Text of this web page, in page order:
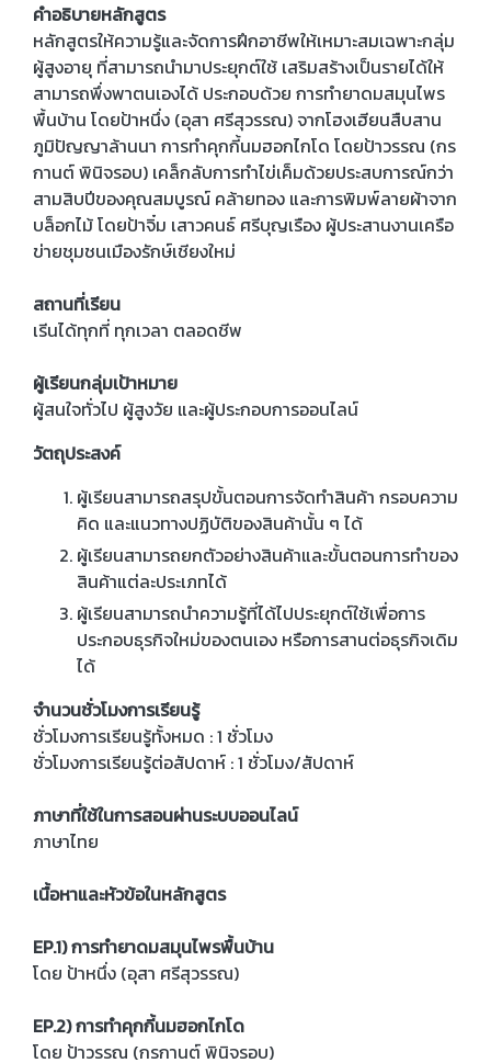
คำอธิบายหลักสูตร
หลักสูตรให้ความรู้และจัดการฝึกอาชีพให้เหมาะสมเฉพาะกลุ่ม
ผู้สูงอายุ ที่สามารถนำมาประยุกต์ใช้ เสริมสร้างเป็นรายได้ให้
สามารถพึ่งพาตนเองได้ ประกอบด้วย การทำยาดมสมุนไพร
พื้นบ้าน โดยป้าหนึ่ง (อุสา ศรีสุวรรณ) จากโฮงเฮียนสืบสาน
ภูมิปัญญาล้านนา การทำคุกกี้นมฮอกไกโด โดยป้าวรรณ (กร
กานต์ พินิจรอบ) เคล็กลับการทำไข่เค็มด้วยประสบการณ์กว่า
สามสิบปีของคุณสมบูรณ์ คล้ายทอง และการพิมพ์ลายผ้าจาก
บล็อกไม้ โดยป้าจิ๋ม เสาวคนธ์ ศรีบุญเรือง ผู้ประสานงานเครือ
ข่ายชุมชนเมืองรักษ์เชียงใหม่
สถานที่เรียน
เรีนได้ทุกที่ ทุกเวลา ตลอดชีพ
ผู้เรียนกลุ่มเป้าหมาย
ผู้สนใจทั่วไป ผู้สูงวัย และผู้ประกอบการออนไลน์
วัตถุประสงค์
ผู้เรียนสามารถสรุปขั้นตอนการจัดทำสินค้า กรอบความ
คิด และแนวทางปฏิบัติของสินค้านั้น ๆ ได้
ผู้เรียนสามารถยกตัวอย่างสินค้าและขั้นตอนการทำของ
สินค้าแต่ละประเภทได้
ผู้เรียนสามารถนำความรู้ที่ได้ไปประยุกต์ใช้เพื่อการ
ประกอบธุรกิจใหม่ของตนเอง หรือการสานต่อธุรกิจเดิม
ได้
จำนวนชั่วโมงการเรียนรู้
ชั่วโมงการเรียนรู้ทั้งหมด : 1 ชั่วโมง
ชั่วโมงการเรียนรู้ต่อสัปดาห์ : 1 ชั่วโมง/สัปดาห์
ภาษาที่ใช้ในการสอนผ่านระบบออนไลน์
ภาษาไทย
เนื้อหาและหัวข้อในหลักสูตร
EP.1) การทำยาดมสมุนไพรพื้นบ้าน
โดย ป้าหนึ่ง (อุสา ศรีสุวรรณ)
EP.2) การทำคุกกี้นมฮอกไกโด
โดย ป้าวรรณ (กรกานต์ พินิจรอบ)